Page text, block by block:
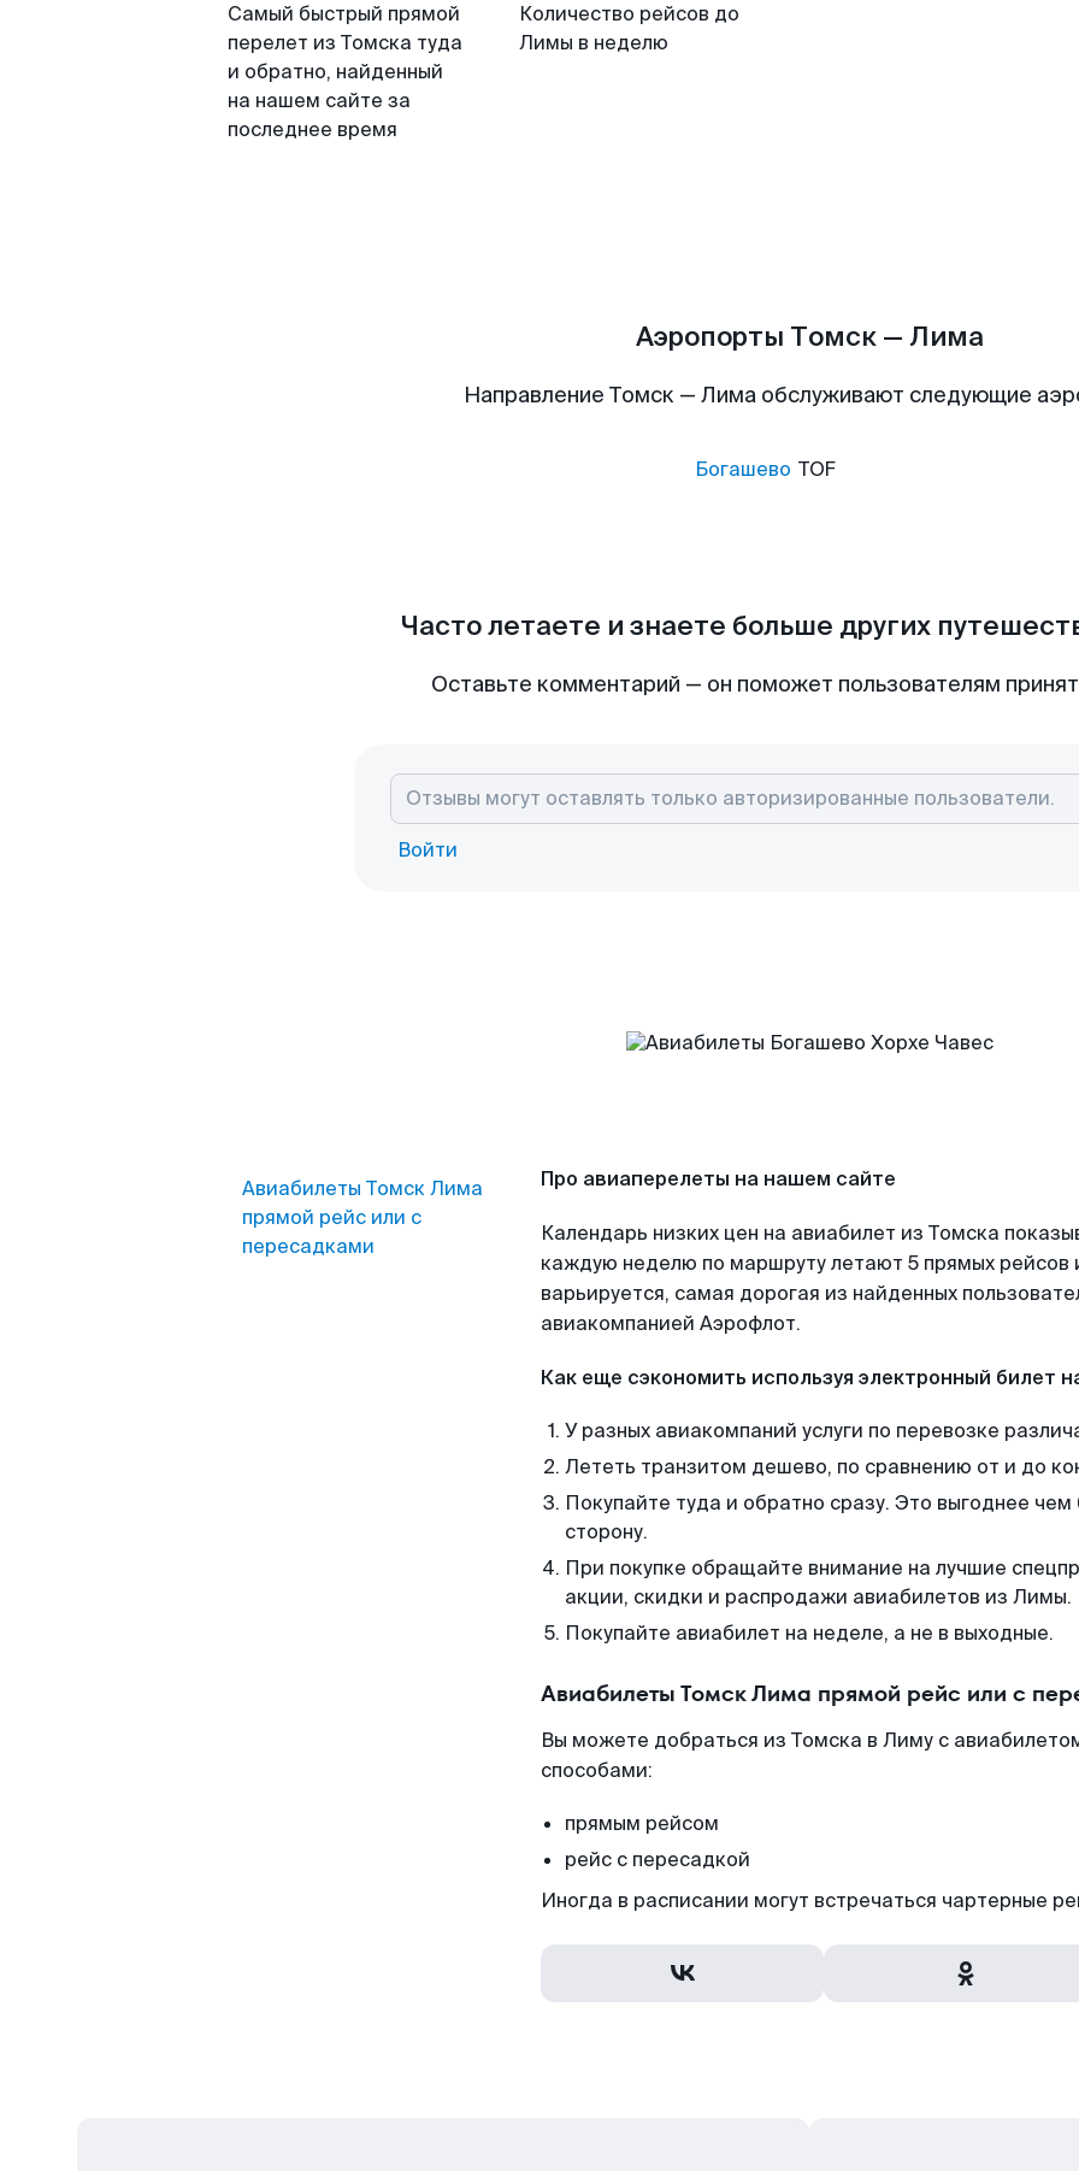
Самый быстрый прямой
перелет из Томска туда
и обратно, найденный
на нашем сайте за
последнее время
Количество рейсов до
Лимы в неделю
Аэропорты Томск — Лима
Направление Томск — Лима обслуживают следующие
Богашево TOF
Часто летаете и знаете больше других
Оставьте комментарий — он поможет пользователям
Войти
Авиабилеты Томск Лима
прямой рейс или с
пересадками
Про авиаперелеты на нашем сайте
Календарь низких цен на авиабилет из Томска
каждую неделю по маршруту летают 5 прямых рейсов
варьируется, самая дорогая из найденных
авиакомпанией Аэрофлот.
Как еще сэкономить используя электронный билет
У разных авиакомпаний услуги по перевозке
Лететь транзитом дешево, по сравнению от и до
Покупайте туда и обратно сразу. Это выгоднее
сторону.
При покупке обращайте внимание на лучшие
акции, скидки и распродажи авиабилетов из Лимы.
Покупайте авиабилет на неделе, а не в выходные.
Авиабилеты Томск Лима прямой рейс или с
Вы можете добраться из Томска в Лиму с
способами:
прямым рейсом
рейс с пересадкой
Иногда в расписании могут встречаться чартерные